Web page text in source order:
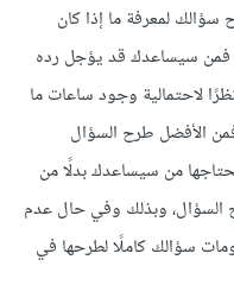
لمعرفة ما إذا كان
فمن سيساعدك قد يؤجل رده
لاحتمالية وجود ساعات ما
الأفضل طرح السؤال
من سيساعدك بدلًا من
السؤال، وبذلك وفي حال عدم
سؤالك كاملًا لطرحها في